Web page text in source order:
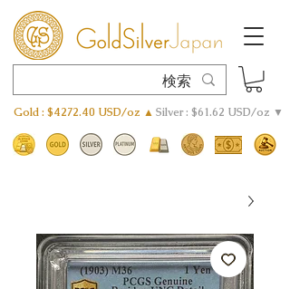
Gold : $4272.40 USD/oz ▲ Silver : $61.62 USD/oz ▼